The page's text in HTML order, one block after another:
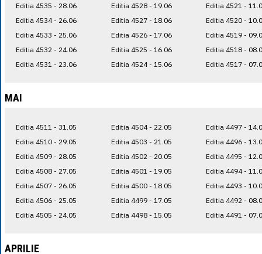
Editia 4535 - 28.06
Editia 4534 - 26.06
Editia 4533 - 25.06
Editia 4532 - 24.06
Editia 4531 - 23.06
Editia 4528 - 19.06
Editia 4527 - 18.06
Editia 4526 - 17.06
Editia 4525 - 16.06
Editia 4524 - 15.06
Editia 4521 -
Editia 4520 -
Editia 4519 -
Editia 4518 -
Editia 4517 -
MAI
Editia 4511 - 31.05
Editia 4510 - 29.05
Editia 4509 - 28.05
Editia 4508 - 27.05
Editia 4507 - 26.05
Editia 4506 - 25.05
Editia 4505 - 24.05
Editia 4504 - 22.05
Editia 4503 - 21.05
Editia 4502 - 20.05
Editia 4501 - 19.05
Editia 4500 - 18.05
Editia 4499 - 17.05
Editia 4498 - 15.05
Editia 4497 -
Editia 4496 -
Editia 4495 -
Editia 4494 -
Editia 4493 -
Editia 4492 -
Editia 4491 -
APRILIE